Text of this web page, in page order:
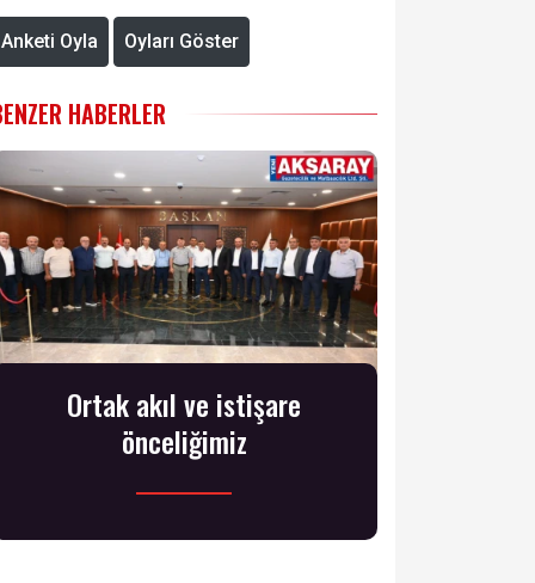
Anketi Oyla Oyları Göster
HABERLER
Ortak akıl ve istişare
önceliğimiz